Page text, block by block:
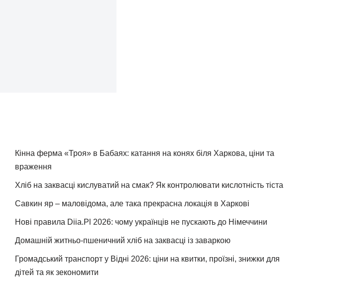
Кінна ферма «Троя» в Бабаях: катання на конях біля Харкова, ціни та
враження
Хліб на заквасці кислуватий на смак? Як контролювати кислотність тіста
Савкин яр – маловідома, але така прекрасна локація в Харкові
Нові правила Diia.Pl 2026: чому українців не пускають до Німеччини
Домашній житньо-пшеничний хліб на заквасці із заваркою
Громадський транспорт у Відні 2026: ціни на квитки, проїзні, знижки для
дітей та як зекономити